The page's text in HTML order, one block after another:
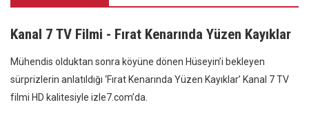
Kanal 7 TV Filmi - Fırat Kenarında Yüzen Kayıklar
Mühendis olduktan sonra köyüne dönen Hüseyin’i bekleyen
sürprizlerin anlatıldığı ‘Fırat Kenarında Yüzen Kayıklar’ Kanal 7 TV
filmi HD kalitesiyle izle7.com’da.